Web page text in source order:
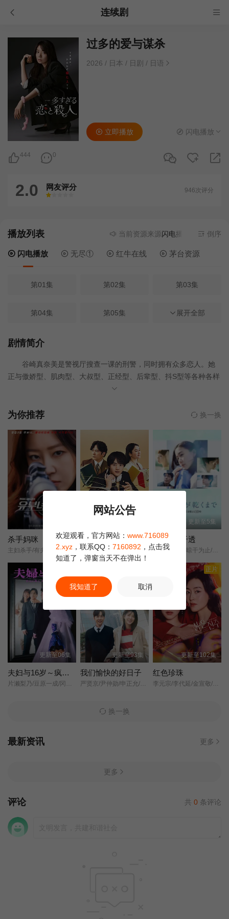
连续剧
过多的爱与谋杀
2026 / 日本 / 日剧 / 日语
444 0
立即播放 闪电播放
2.0 网友评分
很差
较差还行推荐
力荐
946次评分
播放列表 当前资源来源闪电播放 - 无需安装
倒序
闪电播放 无尽① 红牛在线 茅台资源
第01集 第02集 第03集
第04集 第05集 第06集
第07集
第10集 第11集 第12集
展开全部
剧情简介
谷崎真奈美是警视厅搜查一课的刑警，同时拥有众多恋人。她
正与傲娇型、肌肉型、大叔型、正经型、后辈型、抖S型等各种各样
的男友们尽情享受着人生。 然而某天，与她发生过关系的男性
她与暗恋自己的后辈刑警壮马组成了搭档。
为你推荐 换一换
杀手妈咪
主妇杀手/有夫之妇杀手/Married Woman Killer/A Bona Fide Killer/
律政节拍：逆转法庭
铃鹿央士/稻垣吾郎/小雪/前原瑞树/夏生大湖/伊藤万理华/田中哲司/
更新至5集
直到T恤干透
T恤渐干/T恤晾干为止/直到T恤干了为止/Until the T-Shirt Dries/
更新至06集
夫妇与16岁～疯狂的邻居～
更新至93集
我们愉快的好日子
严贤京/尹仲勋/申正允/尹多英/金惠玉/鲜于在德/尹多勋/文喜京/李商淑/郑孝彬/李家豪/郑永琡/
正片
更新至102集
红色珍珠
李元宗/李代延/金宣敬/李甫姫/朴真熙/韩振熙/李应敬/金惠仙/이정용/채빈/
换一换
最新资讯 更多
更多
评论 共 0 条评论
网站公告
欢迎观看，官方网站： www.716089
2.xyz ，联系QQ： 7160892 ，点击我
知道了，弹窗当天不在弹出！
我知道了 取消